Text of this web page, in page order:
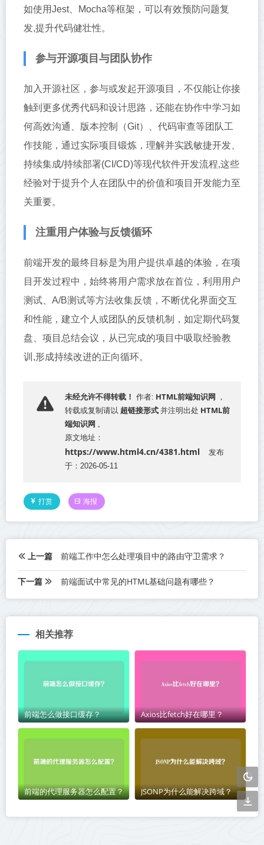
如使用Jest、Mocha等框架，可以有效预防问题复
发,提升代码健壮性。
参与开源项目与团队协作
加入开源社区，参与或发起开源项目，不仅能让你接
触到更多优秀代码和设计思路，还能在协作中学习如
何高效沟通、版本控制（Git）、代码审查等团队工
作技能，通过实际项目锻炼，理解并实践敏捷开发、
持续集成/持续部署(CI/CD)等现代软件开发流程,这些
经验对于提升个人在团队中的价值和项目开发能力至
关重要。
注重用户体验与反馈循环
前端开发的最终目标是为用户提供卓越的体验，在项
目开发过程中，始终将用户需求放在首位，利用用户
测试、A/B测试等方法收集反馈，不断优化界面交互
和性能，建立个人或团队的反馈机制，如定期代码复
盘、项目总结会议，从已完成的项目中吸取经验教
训,形成持续改进的正向循环。
未经允许不得转载！ 作者: HTML前端知识网 ，
转载或复制请以 超链接形式 并注明出处 HTML前
端知识网 。
原文地址：
https://www.html4.cn/4381.html
发布
于：2026-05-11
打赏 海报
上一篇 前端工作中怎么处理项目中的路由守卫需求？
下一篇 前端面试中常见的HTML基础问题有哪些？
相关推荐
前端怎么做接口缓存？ Axios比fetch好在哪里？
前端的代理服务器怎么配置？ JSONP为什么能解决跨域？